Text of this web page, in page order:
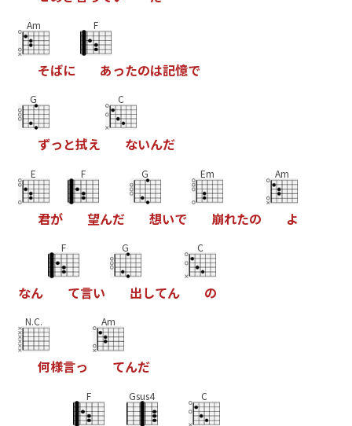
Am
そばに
F
あったのは記憶で
G
ずっ と拭え
C
ないんだ
E
君が
F
望んだ
G
想いで
Em
崩れたの
Am
よ
なん
F
て言い
G
出してん
C
の
N.C.
何様言っ
Am
てんだ
F Gsus4 C